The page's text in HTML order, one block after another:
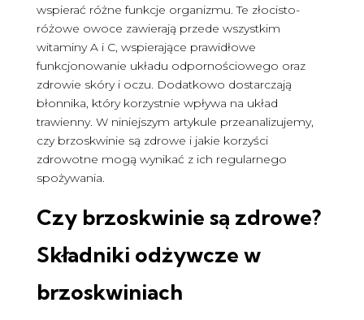
wspierać różne funkcje organizmu. Te złocisto-
różowe owoce zawierają przede wszystkim
witaminy A i C, wspierające prawidłowe
funkcjonowanie układu odpornościowego oraz
zdrowie skóry i oczu. Dodatkowo dostarczają
błonnika, który korzystnie wpływa na układ
trawienny. W niniejszym artykule przeanalizujemy,
czy brzoskwinie są zdrowe i jakie korzyści
zdrowotne mogą wynikać z ich regularnego
spożywania.
Czy brzoskwinie są zdrowe?
Składniki odżywcze w
brzoskwiniach